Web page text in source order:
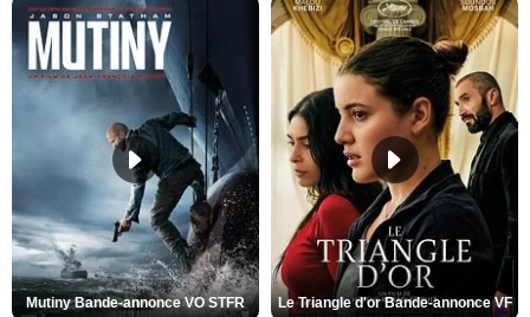
Mutiny Bande-annonce VO STFR Le Triangle d'or Bande-annonce VF